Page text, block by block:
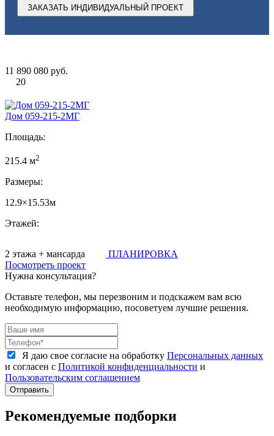
ЗАКАЗАТЬ ИНДИВИДУАЛЬНЫЙ ПРОЕКТ
11 890 080 руб.
20
Дом 059-215-2МГ
Площадь:
215.4 м2
Размеры:
12.9×15.53м
Этажей:
2 этажа + мансарда
ПЛАНИРОВКА
Посмотреть проект
Нужна консультация?
Оставьте телефон, мы перезвоним и подскажем вам всю
необходимую информацию, посоветуем лучшие решения.
Я даю свое согласие на обработку Персональных данных
и согласен с Политикой конфиденциальности и
Пользовательским соглашением
Отправить
Рекомендуемые подборки